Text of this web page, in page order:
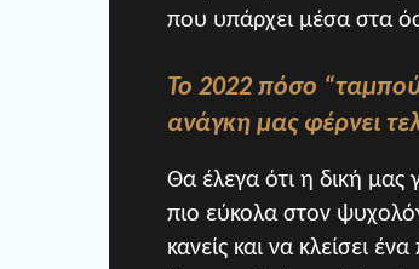
που υπάρχει μέσα στα
Το 2022 πόσο
ανάγκη μας φέρνει
Θα έλεγα ότι η δική μας
πιο εύκολα στον
κανείς και να κλείσει